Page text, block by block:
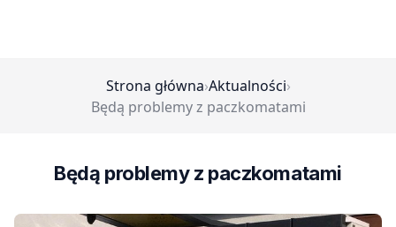
Strona główna›Aktualności›
Będą problemy z paczkomatami
Będą problemy z paczkomatami